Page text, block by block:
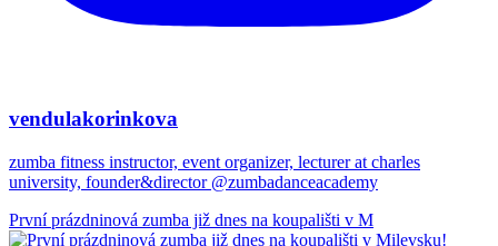
vendulakorinkova
zumba fitness instructor, event organizer, lecturer at charles
university, founder&director @zumbadanceacademy
První prázdninová zumba již dnes na koupališti v M